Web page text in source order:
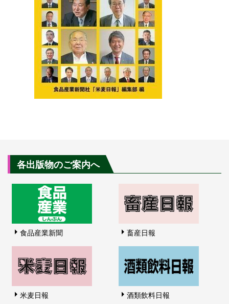
各出版物のご案内へ
食品産業新聞 畜産日報
米麦日報 酒類飲料日報